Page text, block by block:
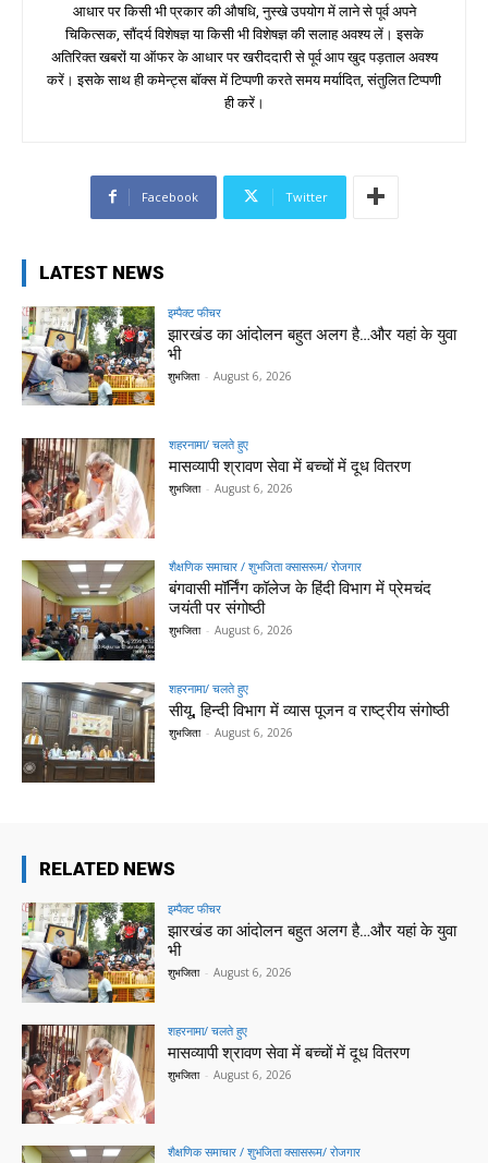
आधार पर किसी भी प्रकार की औषधि, नुस्खे उपयोग में लाने से पूर्व अपने
चिकित्सक, सौंदर्य विशेषज्ञ या किसी भी विशेषज्ञ की सलाह अवश्य लें। इसके
अतिरिक्त खबरों या ऑफर के आधार पर खरीददारी से पूर्व आप खुद पड़ताल अवश्य
करें। इसके साथ ही कमेन्ट्स बॉक्स में टिप्पणी करते समय मर्यादित, संतुलित टिप्पणी
ही करें।
Facebook Twitter
LATEST NEWS
इम्पैक्ट फीचर
झारखंड का आंदोलन बहुत अलग है…और यहां के युवा
भी
शुभजिता - August 6, 2026
शहरनामा/ चलते हुए
मासव्यापी श्रावण सेवा में बच्चों में दूध वितरण
शुभजिता - August 6, 2026
शैक्षणिक समाचार / शुभजिता क्सासरूम/ रोजगार
बंगवासी मॉर्निंग कॉलेज के हिंदी विभाग में प्रेमचंद
जयंती पर संगोष्ठी
शुभजिता - August 6, 2026
शहरनामा/ चलते हुए
सीयू, हिन्दी विभाग में व्यास पूजन व राष्ट्रीय संगोष्ठी
शुभजिता - August 6, 2026
RELATED NEWS
इम्पैक्ट फीचर
झारखंड का आंदोलन बहुत अलग है…और यहां के युवा
भी
शुभजिता - August 6, 2026
शहरनामा/ चलते हुए
मासव्यापी श्रावण सेवा में बच्चों में दूध वितरण
शुभजिता - August 6, 2026
शैक्षणिक समाचार / शुभजिता क्सासरूम/ रोजगार